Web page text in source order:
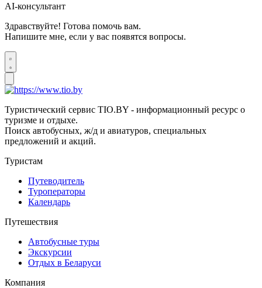
AI-консультант
Здравствуйте! Готова помочь вам.
Напишите мне, если у вас появятся вопросы.
Туристический сервис TIO.BY - информационный ресурс о
туризме и отдыхе.
Поиск автобусных, ж/д и авиатуров, специальных
предложений и акций.
Туристам
Путеводитель
Туроператоры
Календарь
Путешествия
Автобусные туры
Экскурсии
Отдых в Беларуси
Компания